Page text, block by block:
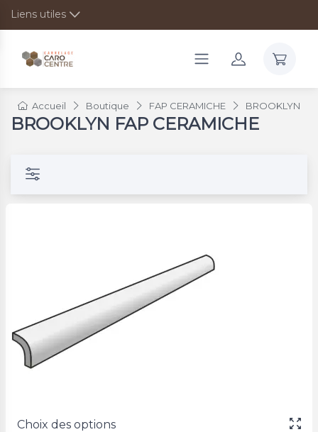
Liens utiles
Accueil Boutique FAP CERAMICHE BROOKLYN
BROOKLYN FAP CERAMICHE
Choix des options